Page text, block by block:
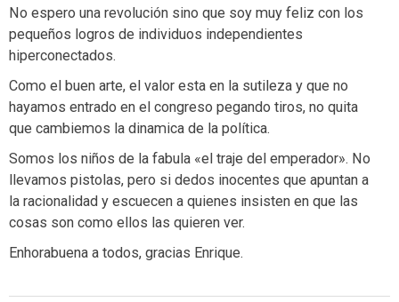
No espero una revolución sino que soy muy feliz con los
pequeños logros de individuos independientes
hiperconectados.
Como el buen arte, el valor esta en la sutileza y que no
hayamos entrado en el congreso pegando tiros, no quita
que cambiemos la dinamica de la política.
Somos los niños de la fabula «el traje del emperador». No
llevamos pistolas, pero si dedos inocentes que apuntan a
la racionalidad y escuecen a quienes insisten en que las
cosas son como ellos las quieren ver.
Enhorabuena a todos, gracias Enrique.